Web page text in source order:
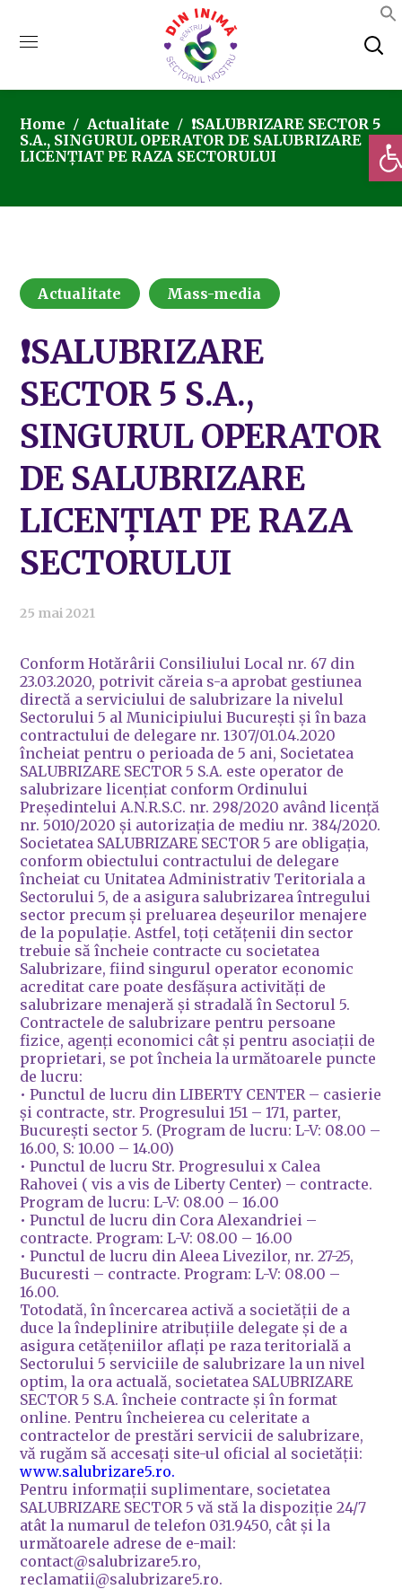
Home Actualitate
❗SALUBRIZARE SECTOR 5
S.A., SINGURUL OPERATOR DE SALUBRIZARE
LICENȚIAT PE RAZA SECTORULUI
Actualitate Mass-media
❗SALUBRIZARE
SECTOR 5 S.A.,
SINGURUL OPERATOR
DE SALUBRIZARE
LICENȚIAT PE RAZA
SECTORULUI
25 mai 2021
Conform Hotărârii Consiliului Local nr. 67 din
23.03.2020, potrivit căreia s-a aprobat gestiunea
directă a serviciului de salubrizare la nivelul
Sectorului 5 al Municipiului București și în baza
contractului de delegare nr. 1307/01.04.2020
încheiat pentru o perioada de 5 ani, Societatea
SALUBRIZARE SECTOR 5 S.A. este operator de
salubrizare licențiat conform Ordinului
Președintelui A.N.R.S.C. nr. 298/2020 având licență
nr. 5010/2020 și autorizația de mediu nr. 384/2020.
Societatea SALUBRIZARE SECTOR 5 are obligația,
conform obiectului contractului de delegare
încheiat cu Unitatea Administrativ Teritoriala a
Sectorului 5, de a asigura salubrizarea întregului
sector precum și preluarea deșeurilor menajere
de la populație. Astfel, toți cetățenii din sector
trebuie să încheie contracte cu societatea
Salubrizare, fiind singurul operator economic
acreditat care poate desfășura activități de
salubrizare menajeră și stradală în Sectorul 5.
Contractele de salubrizare pentru persoane
fizice, agenți economici cât și pentru asociații de
proprietari, se pot încheia la următoarele puncte
de lucru:
• Punctul de lucru din LIBERTY CENTER – casierie
și contracte, str. Progresului 151 – 171, parter,
București sector 5. (Program de lucru: L-V: 08.00 –
16.00, S: 10.00 – 14.00)
• Punctul de lucru Str. Progresului x Calea
Rahovei ( vis a vis de Liberty Center) – contracte.
Program de lucru: L-V: 08.00 – 16.00
• Punctul de lucru din Cora Alexandriei –
contracte. Program: L-V: 08.00 – 16.00
• Punctul de lucru din Aleea Livezilor, nr. 27-25,
Bucuresti – contracte. Program: L-V: 08.00 –
16.00.
Totodată, în încercarea activă a societății de a
duce la îndeplinire atribuțiile delegate și de a
asigura cetățeniilor aflați pe raza teritorială a
Sectorului 5 serviciile de salubrizare la un nivel
optim, la ora actuală, societatea SALUBRIZARE
SECTOR 5 S.A. încheie contracte și în format
online. Pentru încheierea cu celeritate a
contractelor de prestări servicii de salubrizare,
vă rugăm să accesați site-ul oficial al societății:
www.salubrizare5.ro.
Pentru informații suplimentare, societatea
SALUBRIZARE SECTOR 5 vă stă la dispoziție 24/7
atât la numarul de telefon 031.9450, cât și la
următoarele adrese de e-mail:
contact@salubrizare5.ro,
reclamatii@salubrizare5.ro.